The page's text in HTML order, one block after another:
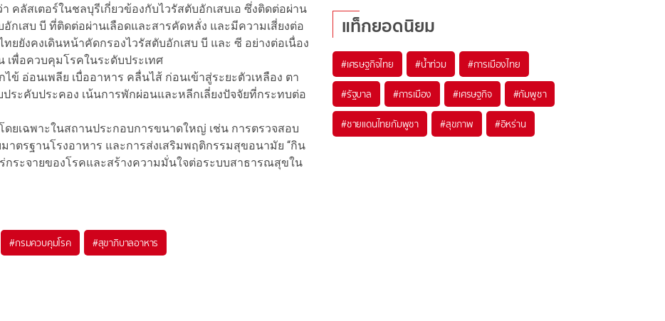
คลัสเตอร์ในชลบุรีเกี่ยวข้องกับไวรัสตับอักเสบเอ ซึ่งติดต่อผ่าน
กเสบ บี ที่ติดต่อผ่านเลือดและสารคัดหลั่ง และมีความเสี่ยงต่อ
ทยยังคงเดินหน้าคัดกรองไวรัสตับอักเสบ บี และ ซี อย่างต่อเนื่อง
เพื่อควบคุมโรคในระดับประเทศ
ข้ อ่อนเพลีย เบื่ออาหาร คลื่นไส้ ก่อนเข้าสู่ระยะตัวเหลือง ตา
ระคับประคอง เน้นการพักผ่อนและหลีกเลี่ยงปัจจัยที่กระทบต่อ
ดยเฉพาะในสถานประกอบการขนาดใหญ่ เช่น การตรวจสอบ
ตรฐานโรงอาหาร และการส่งเสริมพฤติกรรมสุขอนามัย “กิน
กระจายของโรคและสร้างความมั่นใจต่อระบบสาธารณสุขใน
#กรมควบคุมโรค #สุขาภิบาลอาหาร
แท็กยอดนิยม
#เศรษฐกิจไทย #น้ำท่วม #การเมืองไทย
#รัฐบาล #การเมือง #เศรษฐกิจ #กัมพูชา
#ชายแดนไทยกัมพูชา #สุขภาพ #อิหร่าน